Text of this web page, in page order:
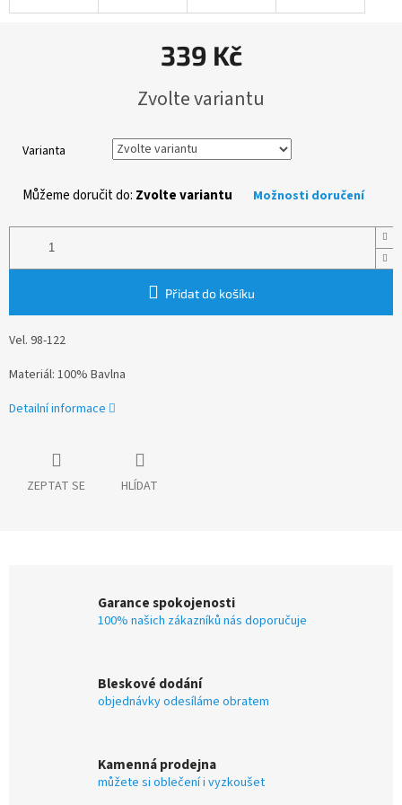
339 Kč
cena:
Zvolte variantu
Varianta
Můžeme doručit do: Zvolte variantu Možnosti doručení
Přidat do košíku
Vel. 98-122
Materiál: 100% Bavlna
Detailní informace
ZEPTAT SE HLÍDAT
Garance spokojenosti
100% našich zákazníků nás doporučuje
Bleskové dodání
objednávky odesíláme obratem
Kamenná prodejna
můžete si oblečení i vyzkoušet